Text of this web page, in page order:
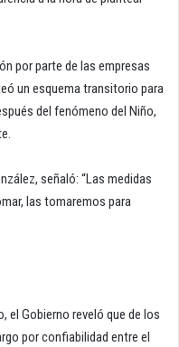
por parte de las empresas
un esquema transitorio para
del fenómeno del Niño,
señaló: “Las medidas
las tomaremos para
el Gobierno reveló que de los
por confiabilidad entre el